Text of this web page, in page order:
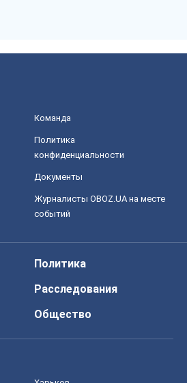
Команда
Политика
конфиденциальности
Документы
Журналисты OBOZ.UA на месте
событий
Политика
Расследования
Общество